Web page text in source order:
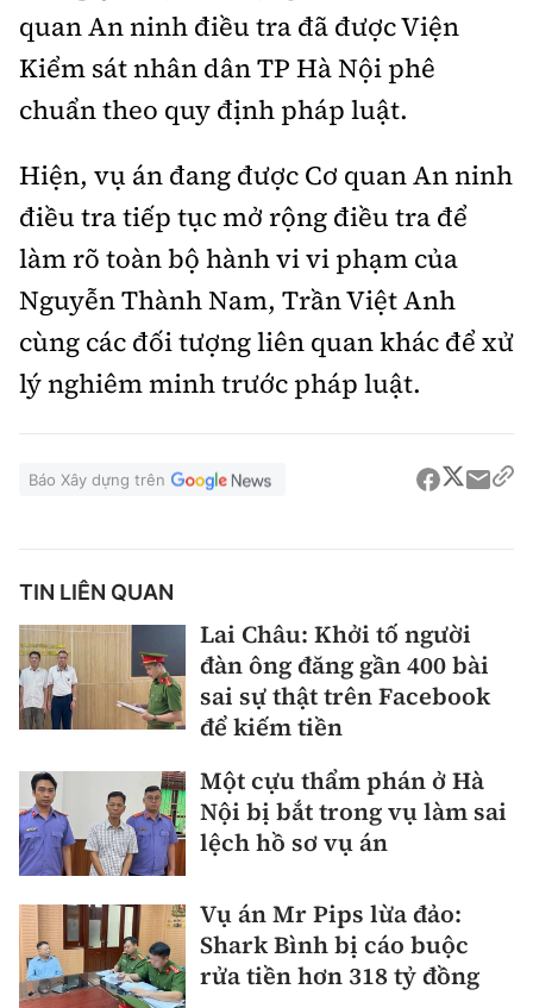
quan An ninh điều tra đã được Viện
Kiểm sát nhân dân TP Hà Nội phê
chuẩn theo quy định pháp luật.
Hiện, vụ án đang được Cơ quan An ninh
điều tra tiếp tục mở rộng điều tra để
làm rõ toàn bộ hành vi vi phạm của
Nguyễn Thành Nam, Trần Việt Anh
cùng các đối tượng liên quan khác để xử
lý nghiêm minh trước pháp luật.
Báo Xây dựng trên
TIN LIÊN QUAN
Lai Châu: Khởi tố người
đàn ông đăng gần 400 bài
sai sự thật trên Facebook
để kiếm tiền
Một cựu thẩm phán ở Hà
Nội bị bắt trong vụ làm sai
lệch hồ sơ vụ án
Vụ án Mr Pips lừa đảo:
Shark Bình bị cáo buộc
rửa tiền hơn 318 tỷ đồng